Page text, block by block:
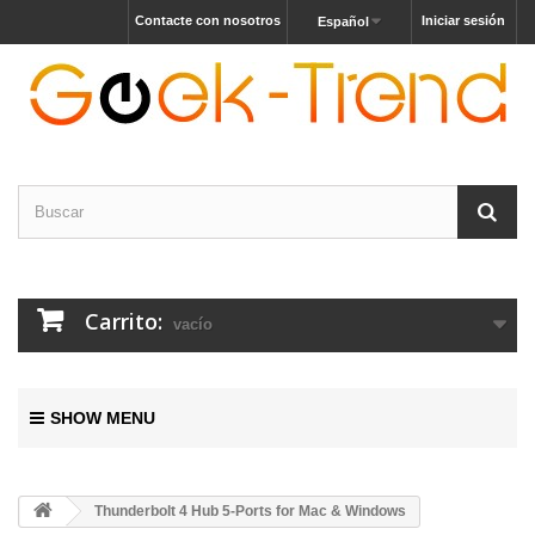
Iniciar sesión
Español
Contacte con nosotros
Carrito: vacío
SHOW MENU
Thunderbolt 4 Hub 5-Ports for Mac & Windows